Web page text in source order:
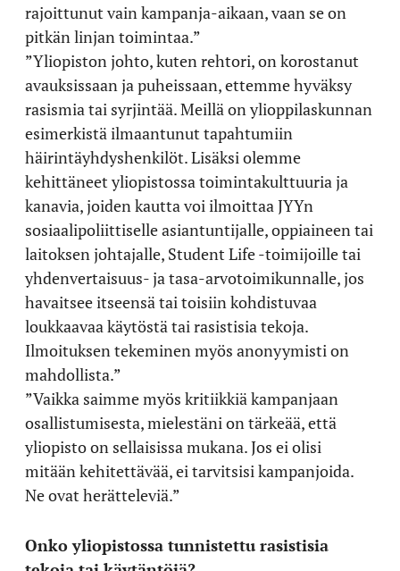
rajoittunut vain kampanja-aikaan, vaan se on
pitkän linjan toimintaa.”
”Yliopiston johto, kuten rehtori, on korostanut
avauksissaan ja puheissaan, ettemme hyväksy
rasismia tai syrjintää. Meillä on ylioppilaskunnan
esimerkistä ilmaantunut tapahtumiin
häirintäyhdyshenkilöt. Lisäksi olemme
kehittäneet yliopistossa toimintakulttuuria ja
kanavia, joiden kautta voi ilmoittaa JYYn
sosiaalipoliittiselle asiantuntijalle, oppiaineen tai
laitoksen johtajalle, Student Life -toimijoille tai
yhdenvertaisuus- ja tasa-arvotoimikunnalle, jos
havaitsee itseensä tai toisiin kohdistuvaa
loukkaavaa käytöstä tai rasistisia tekoja.
Ilmoituksen tekeminen myös anonyymisti on
mahdollista.”
”Vaikka saimme myös kritiikkiä kampanjaan
osallistumisesta, mielestäni on tärkeää, että
yliopisto on sellaisissa mukana. Jos ei olisi
mitään kehitettävää, ei tarvitsisi kampanjoida.
Ne ovat herätteleviä.”
Onko yliopistossa tunnistettu rasistisia